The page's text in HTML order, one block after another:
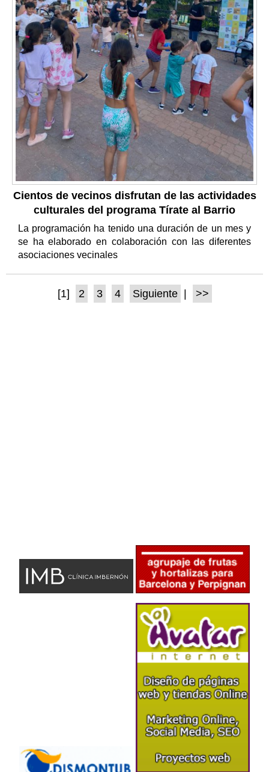
Cientos de vecinos disfrutan de las actividades
culturales del programa Tírate al Barrio
La programación ha tenido una duración de un mes y
se ha elaborado en colaboración con las diferentes
asociaciones vecinales
[1] 2 3 4 Siguiente >>